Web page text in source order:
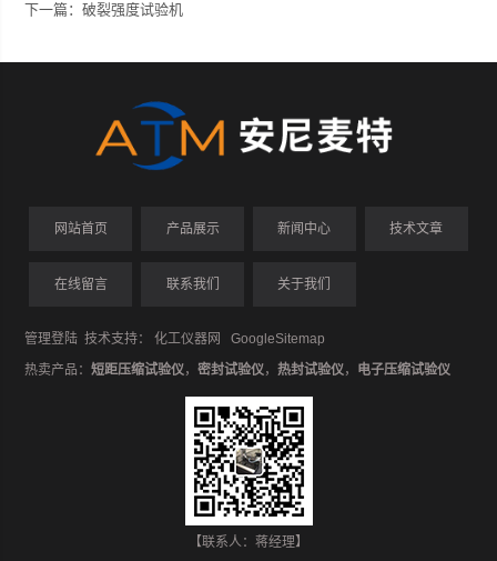
下一篇：破裂强度试验机
网站首页 产品展示 新闻中心 技术文章
在线留言 联系我们 关于我们
管理登陆 技术支持：化工仪器网
GoogleSitemap
热卖产品：短距压缩试验仪，密封试验仪，热封试验仪， 电子压缩试验仪
【联系人：蒋经理】